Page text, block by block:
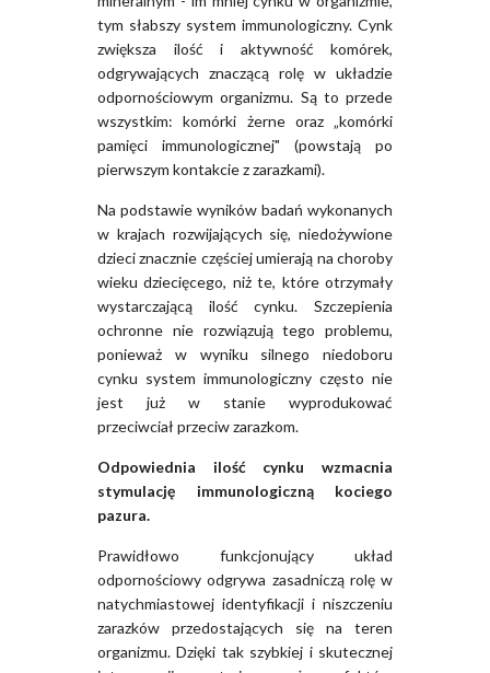
tym słabszy system immunologiczny. Cynk
zwiększa ilość i aktywność komórek,
odgrywających znaczącą rolę w układzie
odpornościowym organizmu. Są to przede
wszystkim: komórki żerne oraz „komórki
pamięci immunologicznej" (powstają po
pierwszym kontakcie z zarazkami).
Na podstawie wyników badań wykonanych
w krajach rozwijających się, niedożywione
dzieci znacznie częściej umierają na choroby
wieku dziecięcego, niż te, które otrzymały
wystarczającą ilość cynku. Szczepienia
ochronne nie rozwiązują tego problemu,
ponieważ w wyniku silnego niedoboru
cynku system immunologiczny często nie
jest już w stanie wyprodukować
przeciwciał przeciw zarazkom.
Odpowiednia ilość cynku wzmacnia
stymulację immunologiczną kociego
pazura.
Prawidłowo funkcjonujący układ
odpornościowy odgrywa zasadniczą rolę w
natychmiastowej identyfikacji i niszczeniu
zarazków przedostających się na teren
organizmu. Dzięki tak szybkiej i skutecznej